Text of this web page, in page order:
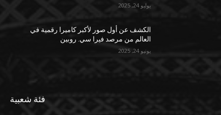
يوليو 24, 2025
الكشف عن أول صور لأكبر كاميرا رقمية في
العالم من مرصد فيرا سي. روبين
يونيو 24, 2025
فئة شعبية